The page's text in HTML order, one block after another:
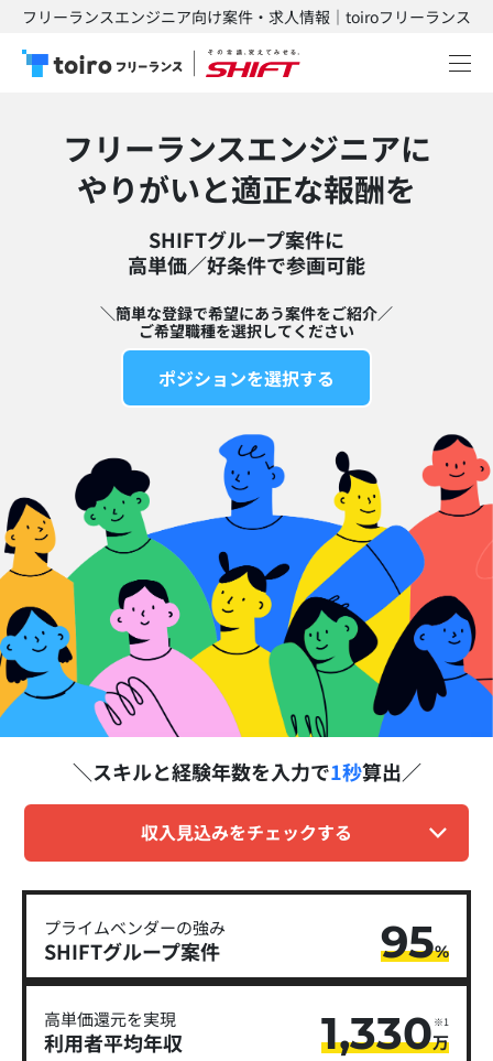
フリーランスエンジニア向け案件・求人情報｜toiroフリーランス
フリーランスエンジニアに
​やりがいと適正な報酬を
SHIFTグループ案件に
高単価／好条件で参画可能​
＼簡単な登録で希望にあう案件をご紹介／
ご希望職種を選択してください
ポジションを選択する
スキルと経験年数を入力で1秒算出
収入見込みをチェックする
プライムベンダーの強み
SHIFTグループ​案件 95%
高単価還元を実現
利用者平均年収 1,330万
※1